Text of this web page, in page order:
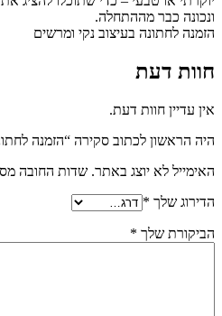
ונכונה כבר מההתחלה.
הזמנה לחתונה בעיצוב נקי ומרשים
חוות דעת
אין עדיין חוות דעת.
היה הראשון לכתוב סקירה “הזמנה
האימייל לא יוצג באתר. שדות החובה
הדירוג שלך *
הביקורת שלך *